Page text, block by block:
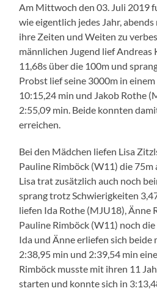
Am Mittwoch den 03. Juli 2019
wie eigentlich jedes Jahr,
ihre Zeiten und Weiten zu
männlichen Jugend lief Andreas
11,68s über die 100m und
Probst lief seine 3000m in
10:15,24 min und Jakob Rothe
2:55,09 min. Beide konnten
erreichen.
Bei den Mädchen liefen Lisa
Pauline Rimböck (W11) die 75m
Lisa trat zusätzlich auch noch
sprang trotz Schwierigkeiten
liefen Ida Rothe (MJU18), Änne
Pauline Rimböck (W11) noch
Ida und Änne erliefen sich beide
2:38,95 min und 2:39,54 min
Rimböck musste mit ihren 11
starten und konnte sich in